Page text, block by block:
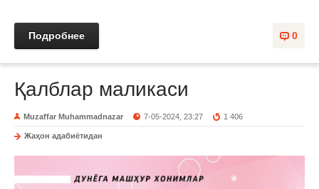
0
Подробнее
Қалблар маликаси
Muzaffar Muhammadnazar 7-05-2024, 23:27 1 406
Жаҳон адабиётидан